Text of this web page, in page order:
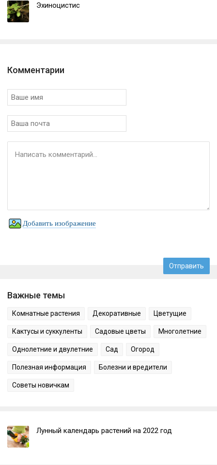
Эхиноцистис
Комментарии
Добавить изображение
Важные темы
Комнатные растения Декоративные Цветущие
Кактусы и суккуленты Садовые цветы Многолетние
Однолетние и двулетние Сад Огород
Полезная информация Болезни и вредители
Советы новичкам
Лунный календарь растений на 2022 год